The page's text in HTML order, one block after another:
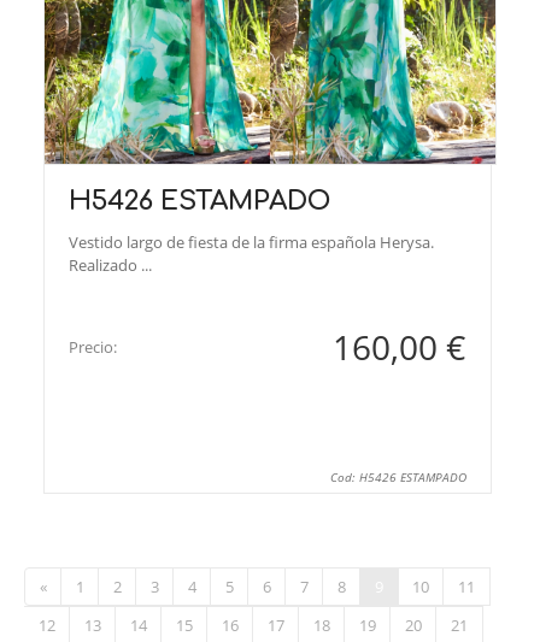
H5426 ESTAMPADO
Vestido largo de fiesta de la firma española Herysa.
Realizado ...
Precio: 160,00 €
Cod: H5426 ESTAMPADO
« 1 2 3 4 5 6 7 8 10
11
12
13 14 15 16 17 18 19 20
21